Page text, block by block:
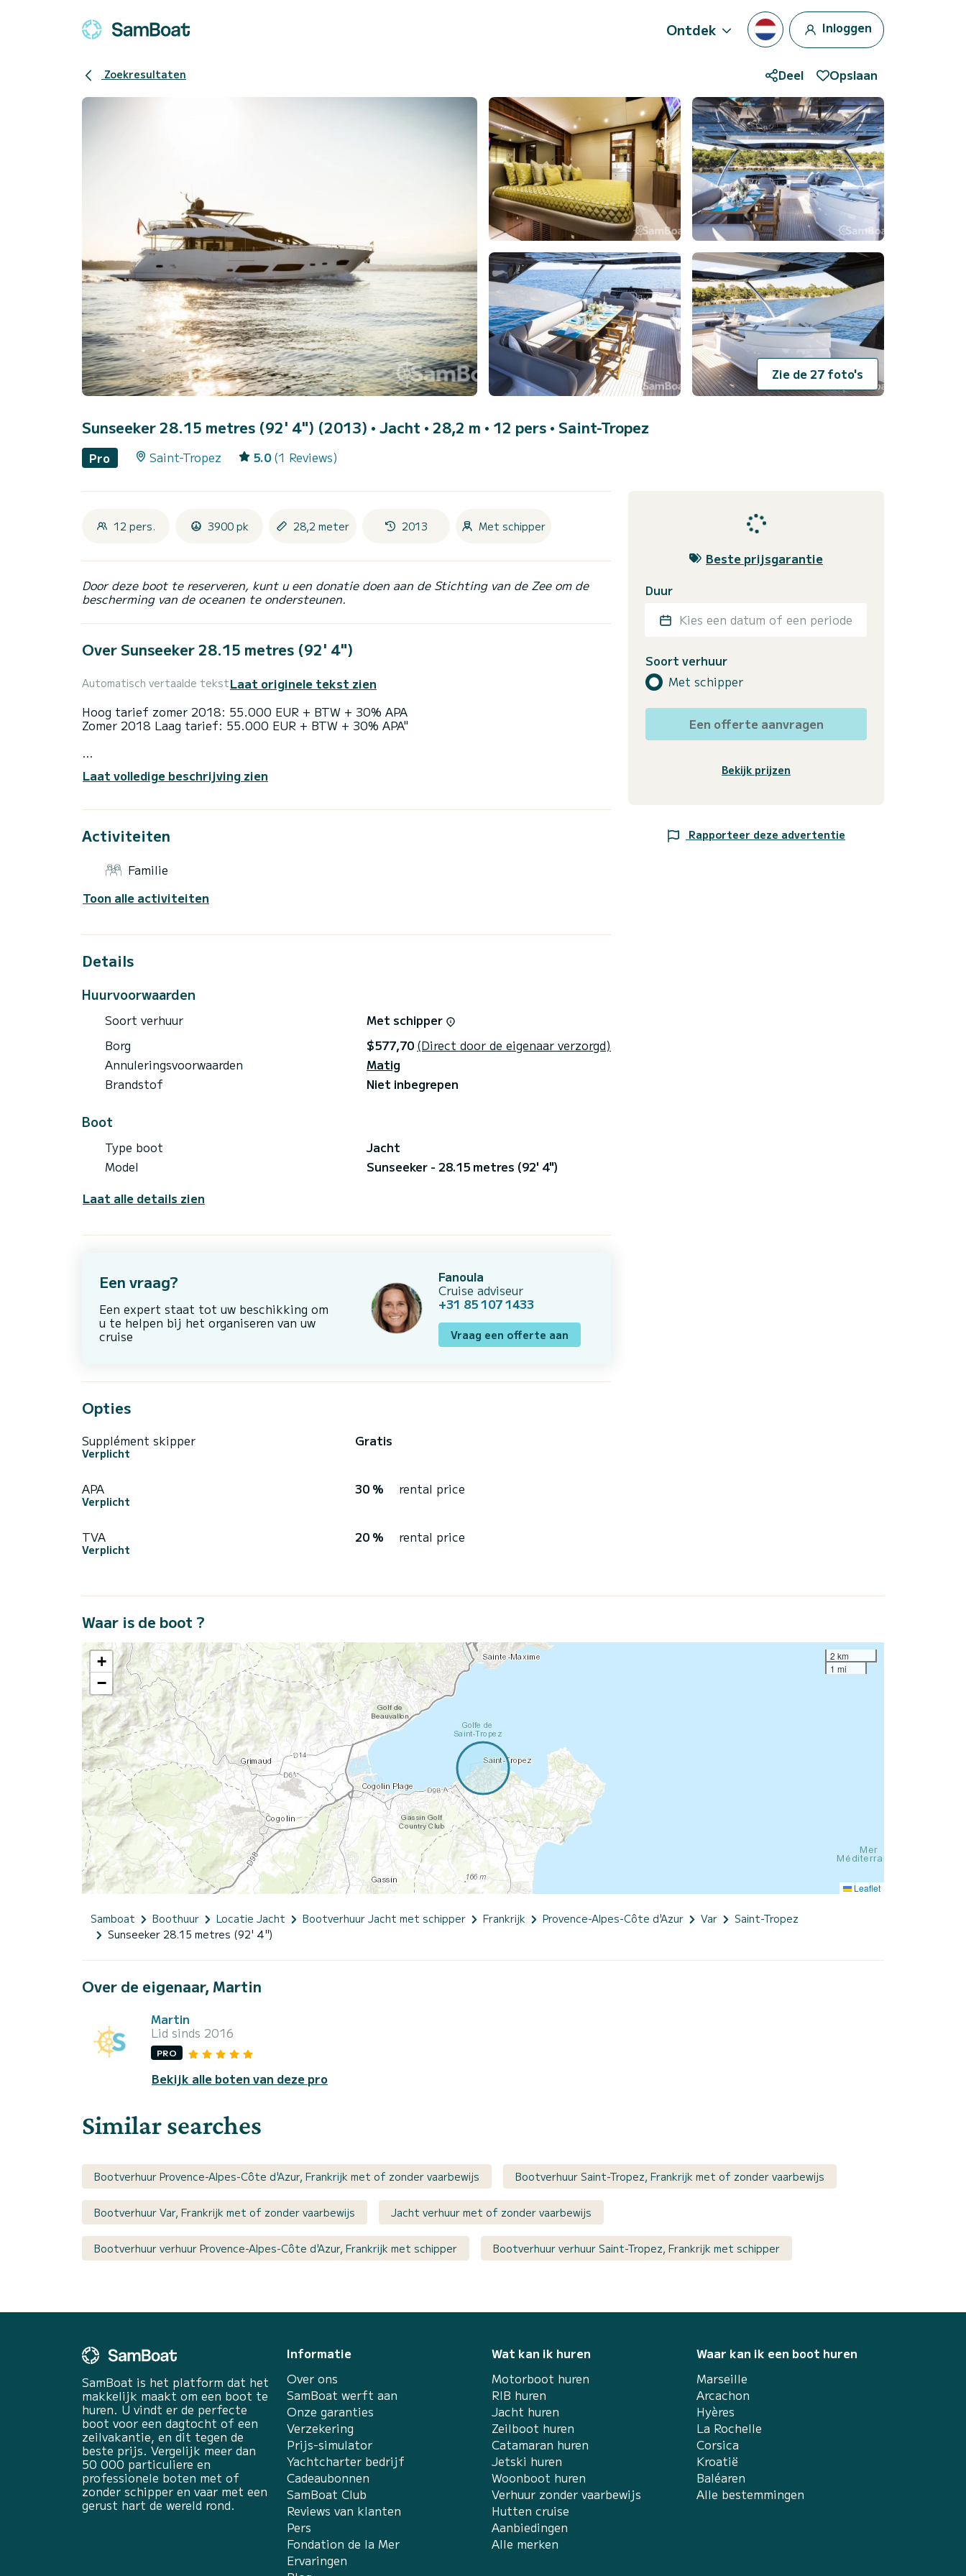
Ontdek Inloggen
Zoekresultaten Deel Opslaan
Zie de 27 foto's
Sunseeker 28.15 metres (92' 4") (2013) • Jacht • 28,2 m • 12 pers • Saint-Tropez
Pro Saint-Tropez 5.0 (1 Reviews)
12 pers. 3900 pk 28,2 meter 2013 Met schipper
Door deze boot te reserveren, kunt u een donatie doen aan de Stichting van de Zee om de
bescherming van de oceanen te ondersteunen.
Over Sunseeker 28.15 metres (92' 4")
Automatisch vertaalde tekstLaat originele tekst zien
Hoog tarief zomer 2018: 55.000 EUR + BTW + 30% APA
Zomer 2018 Laag tarief: 55.000 EUR + BTW + 30% APA"
Aantal bemanningsleden: 4
Airconditioning, dekjacuzzi, stabilisatoren voor anker, stabilisatoren onderweg, WiFi-
Kruissnelheid: 20
Brandstofverbruik: 550 liter/uur
ACCOMMODATIE
Bed configuratie: 2 Queen, 2 Single, 1 Convertible
WATERSPORT
Tenders + speelgoed: WILLIAMS
SLEEPS
WATERSKIS
VISUITRUSTING
SNORKELUITRUSTING
Laat volledige beschrijving zien
Activiteiten
Familie
Toon alle activiteiten
Details
Huurvoorwaarden
Soort verhuur
Met schipper
Borg
$577,70 (Direct door de eigenaar verzorgd)
Annuleringsvoorwaarden
Matig
Brandstof
Niet inbegrepen
Boot
Type boot
Jacht
Model
Sunseeker - 28.15 metres (92' 4")
Laat alle details zien
Een vraag?
Een expert staat tot uw beschikking om
u te helpen bij het organiseren van uw
cruise
Fanoula
Cruise adviseur
+31 85 107 1433
Vraag een offerte aan
Opties
Supplément skipper
Verplicht
Gratis
APA
Verplicht
30 % rental price
TVA
Verplicht
20 % rental price
Beste prijsgarantie
Duur
Kies een datum of een periode
Soort verhuur
Met schipper
Een offerte aanvragen
Bekijk prijzen
Rapporteer deze advertentie
Waar is de boot ?
+
−
2 km
1 mi
Leaflet
Samboat Boothuur Locatie Jacht Bootverhuur Jacht met schipper Frankrijk Provence-Alpes-Côte d'Azur Var
Saint-Tropez
Sunseeker 28.15 metres (92' 4")
Over de eigenaar, Martin
Martin
Lid sinds 2016
PRO
Bekijk alle boten van deze pro
Similar searches
Bootverhuur Provence-Alpes-Côte d'Azur, Frankrijk met of zonder vaarbewijs Bootverhuur Saint-Tropez, Frankrijk met of zonder vaarbewijs
Bootverhuur Var, Frankrijk met of zonder vaarbewijs Jacht verhuur met of zonder vaarbewijs
Bootverhuur verhuur Provence-Alpes-Côte d'Azur, Frankrijk met schipper Bootverhuur verhuur Saint-Tropez, Frankrijk met schipper
SamBoat is het platform dat het
makkelijk maakt om een boot te
huren. U vindt er de perfecte
boot voor een dagtocht of een
zeilvakantie, en dit tegen de
beste prijs. Vergelijk meer dan
50 000 particuliere en
professionele boten met of
zonder schipper en vaar met een
gerust hart de wereld rond.
Informatie
Over ons
SamBoat werft aan
Onze garanties
Verzekering
Prijs-simulator
Yachtcharter bedrijf
Cadeaubonnen
SamBoat Club
Reviews van klanten
Pers
Fondation de la Mer
Ervaringen
Wat kan ik huren
Motorboot huren
RIB huren
Jacht huren
Zeilboot huren
Catamaran huren
Jetski huren
Woonboot huren
Verhuur zonder vaarbewijs
Hutten cruise
Aanbiedingen
Alle merken
Waar kan ik een boot huren
Marseille
Arcachon
Hyères
La Rochelle
Corsica
Kroatië
Baléaren
Alle bestemmingen